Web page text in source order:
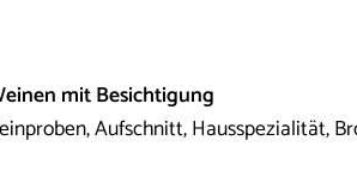
mit Besichtigung
Aufschnitt, Hausspezialität,